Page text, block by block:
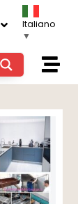
Italiano
▼